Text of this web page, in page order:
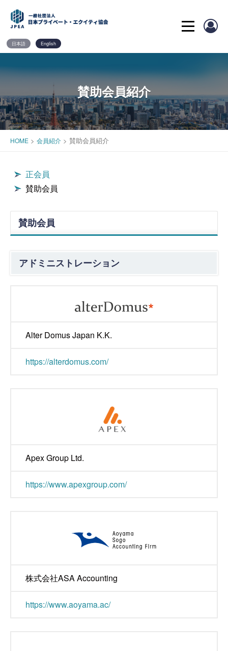
content
日本語 English
賛助会員紹介
HOME > 会員紹介 > 賛助会員紹介
正会員
賛助会員
賛助会員
アドミニストレーション
Alter Domus Japan K.K.
https://alterdomus.com/
Apex Group Ltd.
https://www.apexgroup.com/
株式会社ASA Accounting
https://www.aoyama.ac/